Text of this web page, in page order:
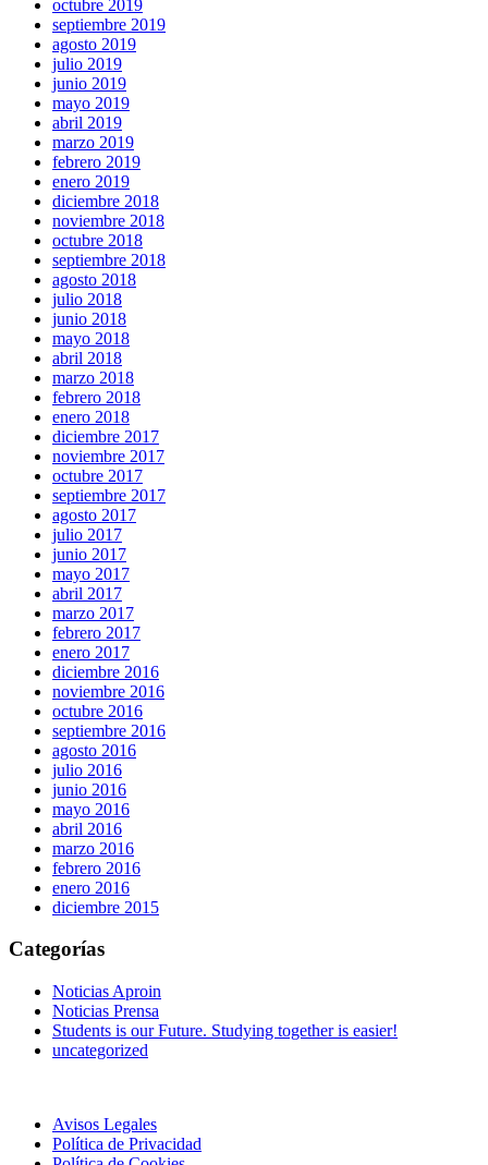
octubre 2019
septiembre 2019
agosto 2019
julio 2019
junio 2019
mayo 2019
abril 2019
marzo 2019
febrero 2019
enero 2019
diciembre 2018
noviembre 2018
octubre 2018
septiembre 2018
agosto 2018
julio 2018
junio 2018
mayo 2018
abril 2018
marzo 2018
febrero 2018
enero 2018
diciembre 2017
noviembre 2017
octubre 2017
septiembre 2017
agosto 2017
julio 2017
junio 2017
mayo 2017
abril 2017
marzo 2017
febrero 2017
enero 2017
diciembre 2016
noviembre 2016
octubre 2016
septiembre 2016
agosto 2016
julio 2016
junio 2016
mayo 2016
abril 2016
marzo 2016
febrero 2016
enero 2016
diciembre 2015
Categorías
Noticias Aproin
Noticias Prensa
Students is our Future. Studying together is easier!
uncategorized
Avisos Legales
Política de Privacidad